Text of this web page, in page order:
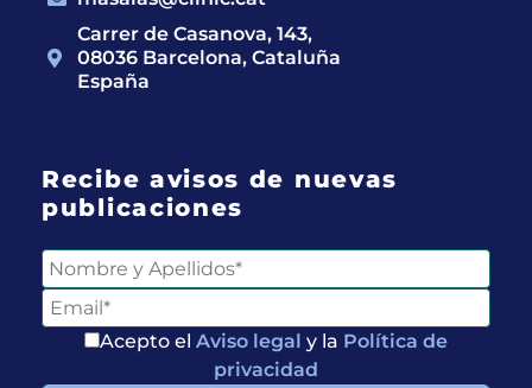
Carrer de Casanova, 143,
08036 Barcelona, Cataluña
España
Recibe avisos de nuevas
publicaciones
Acepto el Aviso legal y la Política de
privacidad